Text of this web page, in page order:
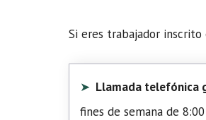
Si eres trabajador inscrito
Llamada telefónica
fines de semana de